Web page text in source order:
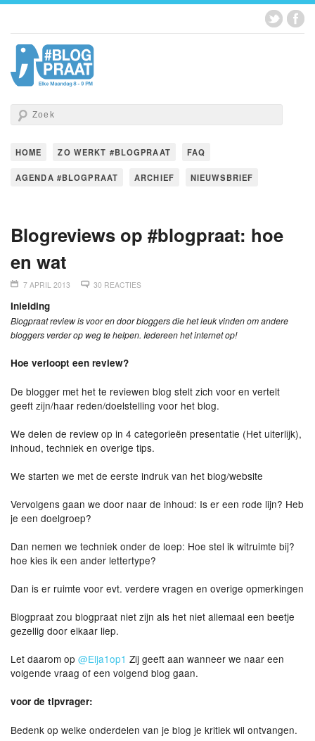
HOME ZO WERKT #BLOGPRAAT FAQ
AGENDA #BLOGPRAAT ARCHIEF NIEUWSBRIEF
Blogreviews op #blogpraat: hoe
en wat
7 APRIL 2013 30 REACTIES
Inleiding
Blogpraat review is voor en door bloggers die het leuk vinden om andere
bloggers verder op weg te helpen. Iedereen het internet op!
Hoe verloopt een review?
De blogger met het te reviewen blog stelt zich voor en vertelt
geeft zijn/haar reden/doelstelling voor het blog.
We delen de review op in 4 categorieën presentatie (Het uiterlijk),
inhoud, techniek en overige tips.
We starten we met de eerste indruk van het blog/website
Vervolgens gaan we door naar de inhoud: Is er een rode lijn? Heb
je een doelgroep?
Dan nemen we techniek onder de loep: Hoe stel ik witruimte bij?
hoe kies ik een ander lettertype?
Dan is er ruimte voor evt. verdere vragen en overige opmerkingen
Blogpraat zou blogpraat niet zijn als het niet allemaal een beetje
gezellig door elkaar liep.
Let daarom op @Elja1op1 Zij geeft aan wanneer we naar een
volgende vraag of een volgend blog gaan.
voor de tipvrager:
Bedenk op welke onderdelen van je blog je kritiek wil ontvangen.